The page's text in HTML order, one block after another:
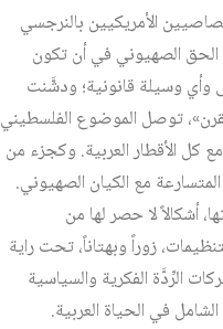
الأمريكيين بالنرجسي
الحق الصهيوني في أن تكون
وأي وسيلة قانونية؛ ودشَّنت
توصل الموضوع الفلسطيني
كل الأقطار العربية. وكجزء من
مع الكيان الصهيوني.
أشكالاً لا حصر لها من
زوراً وبهتاناً، تحت راية
الرِّدَّة الفكرية والسياسية
في الحياة العربية.